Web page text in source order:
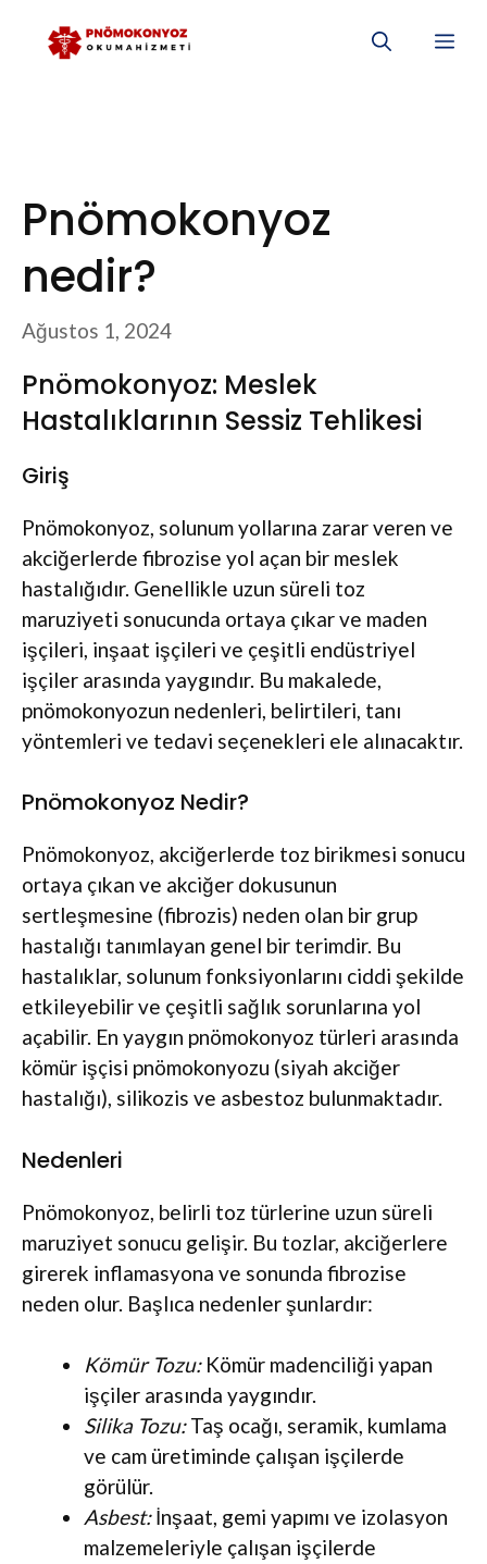
Pnömokonyoz
nedir?
Ağustos 1, 2024
Pnömokonyoz: Meslek
Hastalıklarının Sessiz Tehlikesi
Giriş
Pnömokonyoz, solunum yollarına zarar veren ve
akciğerlerde fibrozise yol açan bir meslek
hastalığıdır. Genellikle uzun süreli toz
maruziyeti sonucunda ortaya çıkar ve maden
işçileri, inşaat işçileri ve çeşitli endüstriyel
işçiler arasında yaygındır. Bu makalede,
pnömokonyozun nedenleri, belirtileri, tanı
yöntemleri ve tedavi seçenekleri ele alınacaktır.
Pnömokonyoz Nedir?
Pnömokonyoz, akciğerlerde toz birikmesi sonucu
ortaya çıkan ve akciğer dokusunun
sertleşmesine (fibrozis) neden olan bir grup
hastalığı tanımlayan genel bir terimdir. Bu
hastalıklar, solunum fonksiyonlarını ciddi şekilde
etkileyebilir ve çeşitli sağlık sorunlarına yol
açabilir. En yaygın pnömokonyoz türleri arasında
kömür işçisi pnömokonyozu (siyah akciğer
hastalığı), silikozis ve asbestoz bulunmaktadır.
Nedenleri
Pnömokonyoz, belirli toz türlerine uzun süreli
maruziyet sonucu gelişir. Bu tozlar, akciğerlere
girerek inflamasyona ve sonunda fibrozise
neden olur. Başlıca nedenler şunlardır:
Kömür Tozu:Kömür madenciliği yapan
işçiler arasında yaygındır.
Silika Tozu:Taş ocağı, seramik, kumlama
ve cam üretiminde çalışan işçilerde
görülür.
Asbest:İnşaat, gemi yapımı ve izolasyon
malzemeleriyle çalışan işçilerde